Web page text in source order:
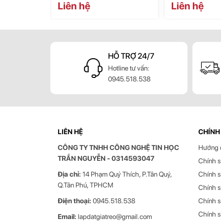
- Mang lại sự thoải mái tối đa về mặt công thái học để
mắt, cổ và lưng.
- Thúc đẩy sức khỏe và năng suất trong sinh hoạt hàng
giải trí tại nhà.
- Cải tiến khu vực làm việc ngồi hoặc đứng và không
hoặc ghế có thể điều chỉnh độ cao đắt tiền.
- Được thiết kế theo cả kẹp cạnh và grommet, việc lắp
Chuẩn VESA tương thích
Xoay
Góc nghiêng
Liên hệ Liên hệ
HỖ TRỢ 24/7
Hotline tư vấn:
0945.518.538
LIÊN HỆ
CÔNG TY TNHH CÔNG NGHỆ TIN HỌC
TRẦN NGUYỄN- 0314593047
Địa chỉ: 14 Phạm Quý Thích, P.Tân Quý,
Q.Tân Phú, TPHCM
Điện thoại: 0945.518.538
Email: lapdatgiatreo@gmail.com
Hướng
Chính
Chính
Chính
Chính
Chính